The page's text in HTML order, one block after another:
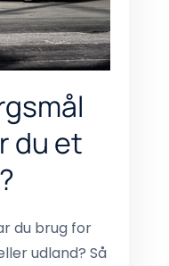
du et
du brug for
udland? Så